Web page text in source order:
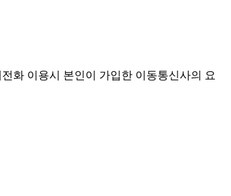
전화 이용시 본인이 가입한 이동통신사의 요